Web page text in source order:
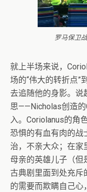
罗马保卫
就上半场来说，
场的“伟大的转折点”
去追随他的身影。
思——Nicholas创造
入。Coriolanus的角
恐惧的有血有肉的战
治，不亲大众；在家
母亲的英雄儿子（但
古典剧里面到处充斥
的需要而欺瞒自己心